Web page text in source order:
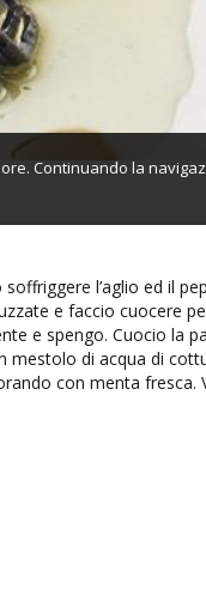
Continuando la
l’aglio ed il
e faccio cuocere
e spengo. Cuocio la
mestolo di acqua di
con menta fresca.